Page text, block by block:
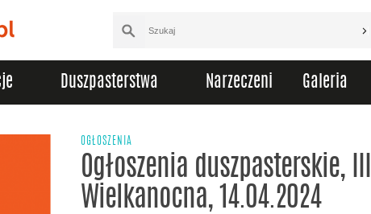
Duszpasterstwa Narzeczeni Galeria
OGŁOSZENIA
Ogłoszenia duszpasterskie,
Wielkanocna, 14.04.2024